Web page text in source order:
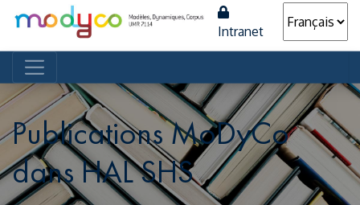
Intranet
Navigation principale
Publications MoDyCo
dans HAL SHS